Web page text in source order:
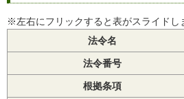
※左右にフリックすると表がスライドし
法令名
法令番号
根拠条項